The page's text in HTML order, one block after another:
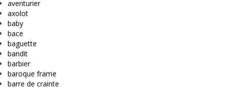
aventurier
axolot
baby
bace
baguette
bandit
barbier
baroque frame
barre de crainte